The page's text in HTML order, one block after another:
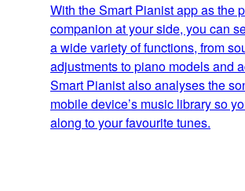
With the Smart Pianist app as the
companion at your side, you can
a wide variety of functions, from
adjustments to piano models and
Smart Pianist also analyses the
mobile device’s music library so
along to your favourite tunes.